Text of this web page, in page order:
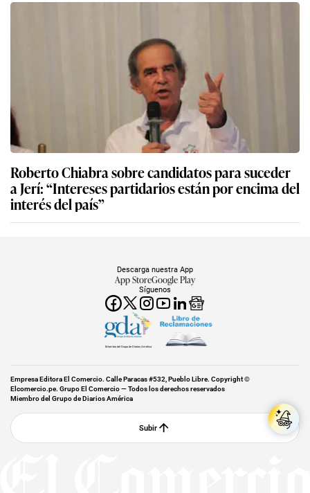
Roberto Chiabra sobre candidatos para suceder
a Jerí: “Intereses partidarios están por encima del
interés del país”
Síguenos
Descarga nuestra App
App StoreGoogle Play
Miembro del Grupo de Diarios América
Empresa Editora El Comercio. Calle Paracas #532, Pueblo Libre. Copyright ©
Elcomercio.pe. Grupo El Comercio — Todos los derechos reservados
Miembro del Grupo de Diarios América
Subir